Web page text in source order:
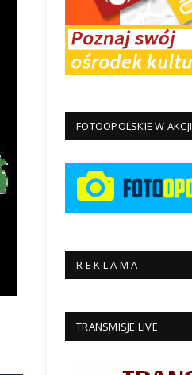
FOTOOPOLSKIE W AKCJI
R E K L A M A
TRANSMISJE LIVE